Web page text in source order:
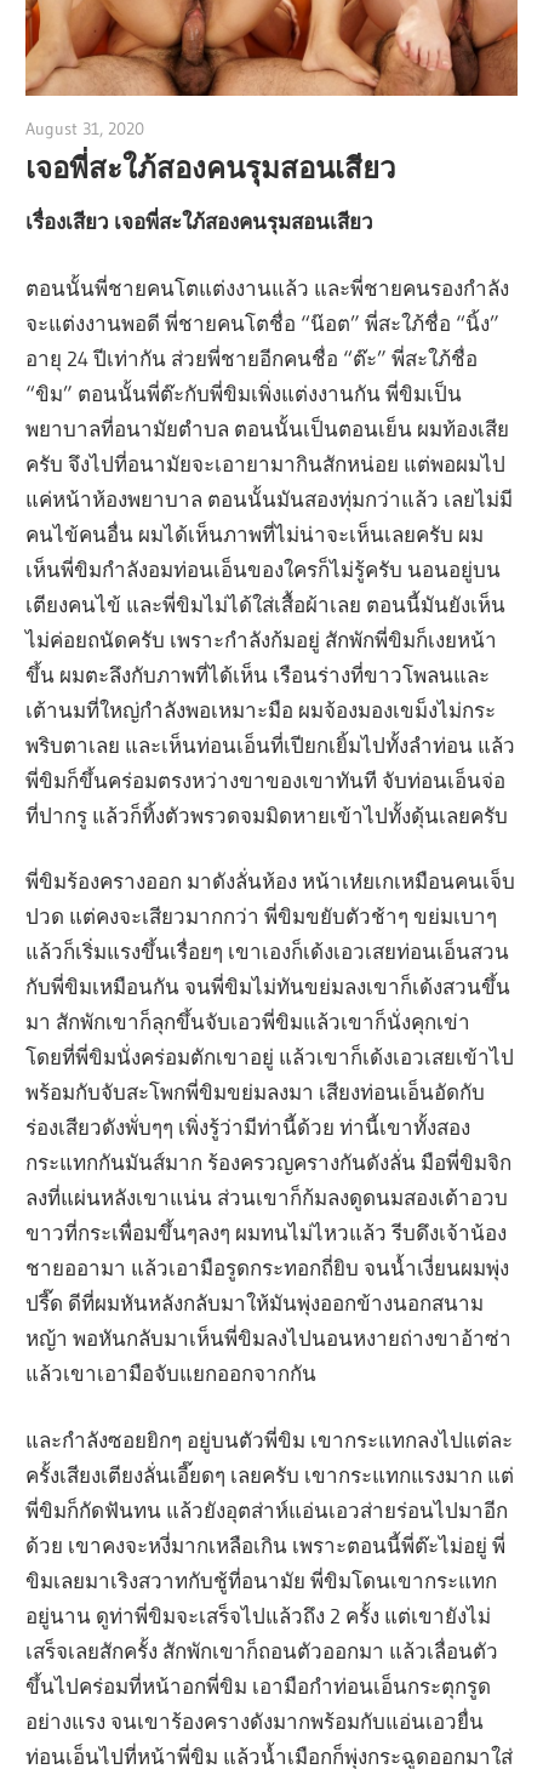
August 31, 2020
เจอพี่สะใภ้สองคนรุมสอนเสียว
เรื่องเสียว เจอพี่สะใภ้สองคนรุมสอนเสียว
ตอนนั้นพี่ชายคนโตแต่งงานแล้ว และพี่ชายคนรองกำลัง
จะแต่งงานพอดี พี่ชายคนโตชื่อ “น๊อต” พี่สะใภ้ชื่อ “นิ้ง”
อายุ 24 ปีเท่ากัน ส่วยพี่ชายอีกคนชื่อ “ต๊ะ” พี่สะใภ้ชื่อ
“ขิม” ตอนนั้นพี่ต๊ะกับพี่ขิมเพิ่งแต่งงานกัน พี่ขิมเป็น
พยาบาลที่อนามัยตำบล ตอนนั้นเป็นตอนเย็น ผมท้องเสีย
ครับ จึงไปที่อนามัยจะเอายามากินสักหน่อย แต่พอผมไป
แค่หน้าห้องพยาบาล ตอนนั้นมันสองทุ่มกว่าแล้ว เลยไม่มี
คนไข้คนอื่น ผมได้เห็นภาพที่ไม่น่าจะเห็นเลยครับ ผม
เห็นพี่ขิมกำลังอมท่อนเอ็นของใครก็ไม่รู้ครับ นอนอยู่บน
เตียงคนไข้ และพี่ขิมไม่ได้ใส่เสื้อผ้าเลย ตอนนี้มันยังเห็น
ไม่ค่อยถนัดครับ เพราะกำลังก้มอยู่ สักพักพี่ขิมก็เงยหน้า
ขึ้น ผมตะลึงกับภาพที่ได้เห็น เรือนร่างที่ขาวโพลนและ
เต้านมที่ใหญ่กำลังพอเหมาะมือ ผมจ้องมองเขม็งไม่กระ
พริบตาเลย และเห็นท่อนเอ็นที่เปียกเยิ้มไปทั้งลำท่อน แล้ว
พี่ขิมก็ขึ้นคร่อมตรงหว่างขาของเขาทันที จับท่อนเอ็นจ่อ
ที่ปากรู แล้วก็ทิ้งตัวพรวดจมมิดหายเข้าไปทั้งดุ้นเลยครับ
พี่ขิมร้องครางออก มาดังลั่นห้อง หน้าเห๋ยเกเหมือนคนเจ็บ
ปวด แต่คงจะเสียวมากกว่า พี่ขิมขยับตัวช้าๆ ขย่มเบาๆ
แล้วก็เริ่มแรงขึ้นเรื่อยๆ เขาเองก็เด้งเอวเสยท่อนเอ็นสวน
กับพี่ขิมเหมือนกัน จนพี่ขิมไม่ทันขย่มลงเขาก็เด้งสวนขึ้น
มา สักพักเขาก็ลุกขึ้นจับเอวพี่ขิมแล้วเขาก็นั่งคุกเข่า
โดยที่พี่ขิมนั่งคร่อมตักเขาอยู่ แล้วเขาก็เด้งเอวเสยเข้าไป
พร้อมกับจับสะโพกพี่ขิมขย่มลงมา เสียงท่อนเอ็นอัดกับ
ร่องเสียวดังพั่บๆๆ เพิ่งรู้ว่ามีท่านี้ด้วย ท่านี้เขาทั้งสอง
กระแทกกันมันส์มาก ร้องครวญครางกันดังลั่น มือพี่ขิมจิก
ลงที่แผ่นหลังเขาแน่น ส่วนเขาก็ก้มลงดูดนมสองเต้าอวบ
ขาวที่กระเพื่อมขึ้นๆลงๆ ผมทนไม่ไหวแล้ว รีบดึงเจ้าน้อง
ชายออามา แล้วเอามือรูดกระทอกถี่ยิบ จนน้ำเงี่ยนผมพุ่ง
ปรี๊ด ดีที่ผมหันหลังกลับมาให้มันพุ่งออกข้างนอกสนาม
หญ้า พอหันกลับมาเห็นพี่ขิมลงไปนอนหงายถ่างขาอ้าซ่า
แล้วเขาเอามือจับแยกออกจากกัน
และกำลังซอยยิกๆ อยู่บนตัวพี่ขิม เขากระแทกลงไปแต่ละ
ครั้งเสียงเตียงลั่นเอี๊ยดๆ เลยครับ เขากระแทกแรงมาก แต่
พี่ขิมก็กัดฟันทน แล้วยังอุตส่าห์แอ่นเอวส่ายร่อนไปมาอีก
ด้วย เขาคงจะหงี่มากเหลือเกิน เพราะตอนนี้พี่ต๊ะไม่อยู่ พี่
ขิมเลยมาเริงสวาทกับชู้ที่อนามัย พี่ขิมโดนเขากระแทก
อยู่นาน ดูท่าพี่ขิมจะเสร็จไปแล้วถึง 2 ครั้ง แต่เขายังไม่
เสร็จเลยสักครั้ง สักพักเขาก็ถอนตัวออกมา แล้วเลื่อนตัว
ขึ้นไปคร่อมที่หน้าอกพี่ขิม เอามือกำท่อนเอ็นกระตุกรูด
อย่างแรง จนเขาร้องครางดังมากพร้อมกับแอ่นเอวยื่น
ท่อนเอ็นไปที่หน้าพี่ขิม แล้วน้ำเมือกก็พุ่งกระฉูดออกมาใส่